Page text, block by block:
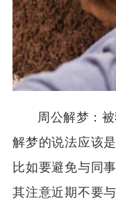
周公解梦：
解梦的说法应该
比如要避免与同
其注意近期不要